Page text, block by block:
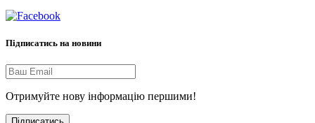
Підписатись на новини
Отримуйте нову інформацію першими!